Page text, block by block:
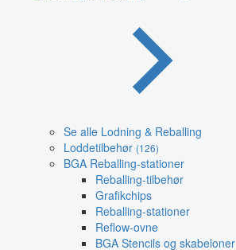
Se alle Lodning & Reballing
Loddetilbehør (126)
BGA Reballing-stationer
Reballing-tilbehør
Grafikchips
Reballing-stationer
Reflow-ovne
BGA Stencils og skabeloner